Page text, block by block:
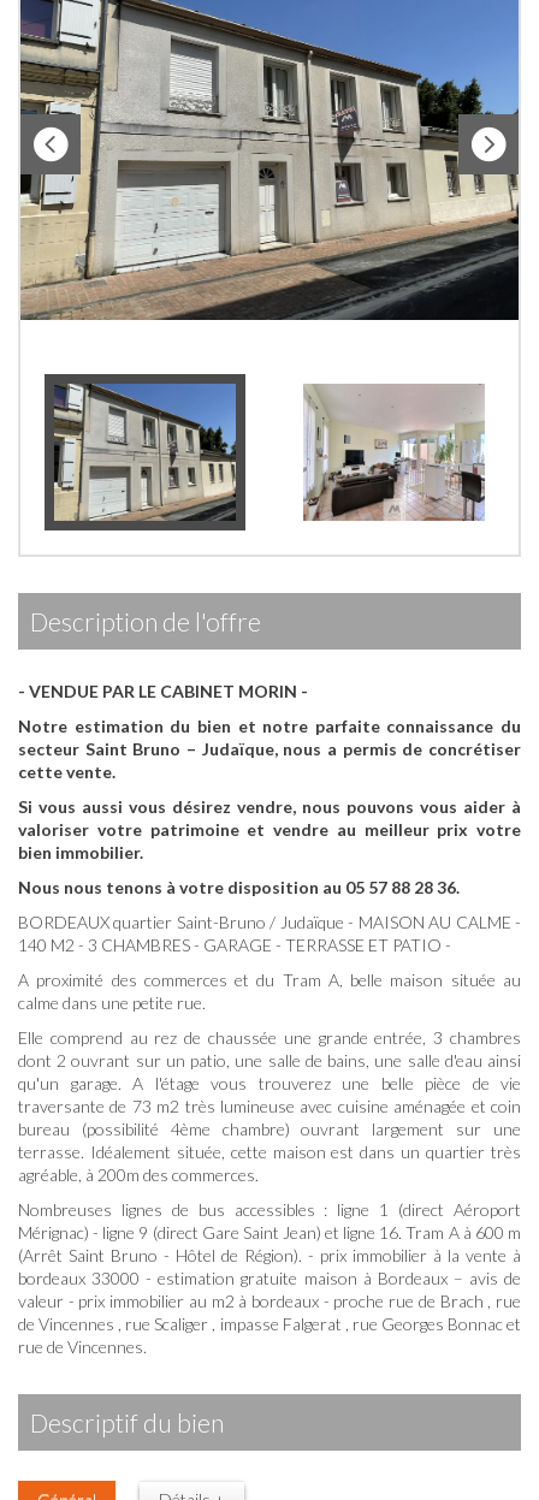
description de l'offre
- VENDUE PAR LE CABINET MORIN -
Notre estimation du bien et notre parfaite connaissance du
secteur Saint Bruno – Judaïque, nous a permis de concrétiser
cette vente.
Si vous aussi vous désirez vendre, nous pouvons vous aider à
valoriser votre patrimoine et vendre au meilleur prix votre
bien immobilier.
Nous nous tenons à votre disposition au 05 57 88 28 36.
BORDEAUX quartier Saint-Bruno / Judaïque - MAISON AU CALME -
140 M2 - 3 CHAMBRES - GARAGE - TERRASSE ET PATIO -
A proximité des commerces et du Tram A, belle maison située au
calme dans une petite rue.
Elle comprend au rez de chaussée une grande entrée, 3 chambres
dont 2 ouvrant sur un patio, une salle de bains, une salle d'eau ainsi
qu'un garage. A l'étage vous trouverez une belle pièce de vie
traversante de 73 m2 très lumineuse avec cuisine aménagée et coin
bureau (possibilité 4ème chambre) ouvrant largement sur une
terrasse. Idéalement située, cette maison est dans un quartier très
agréable, à 200m des commerces.
Nombreuses lignes de bus accessibles : ligne 1 (direct Aéroport
Mérignac) - ligne 9 (direct Gare Saint Jean) et ligne 16. Tram A à 600 m
(Arrêt Saint Bruno - Hôtel de Région). - prix immobilier à la vente à
bordeaux 33000 - estimation gratuite maison à Bordeaux – avis de
valeur - prix immobilier au m2 à bordeaux - proche rue de Brach , rue
de Vincennes , rue Scaliger , impasse Falgerat , rue Georges Bonnac et
rue de Vincennes.
descriptif du bien